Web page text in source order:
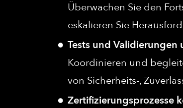
Überwachen Sie den
eskalieren Sie
Tests und Validierungen
Koordinieren und
von Sicherheits-,
Zertifizierungsprozesse